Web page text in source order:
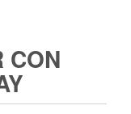
CON